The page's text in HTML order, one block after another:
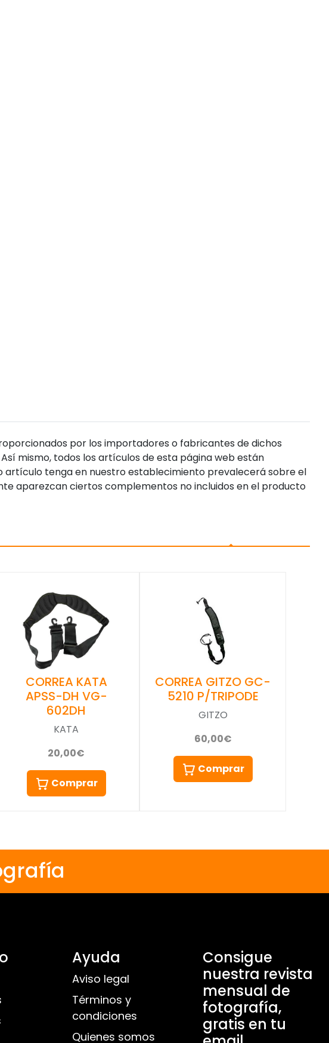
por los importadores o fabricantes de dichos
mismo, todos los artículos de esta página web están
artículo tenga en nuestro establecimiento prevalecerá sobre el
aparezcan ciertos complementos no incluidos en el producto
CORREA KATA
APSS-DH VG-
602DH
KATA
20,00€
Comprar
CORREA GITZO GC-
5210 P/TRIPODE
GITZO
60,00€
Comprar
Ayuda
Aviso legal
Términos y
condiciones
Quienes somos
Consigue
nuestra revista
mensual de
fotografía,
gratis en tu